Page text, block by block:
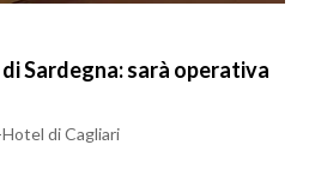
Sardegna: sarà operativa
di Cagliari